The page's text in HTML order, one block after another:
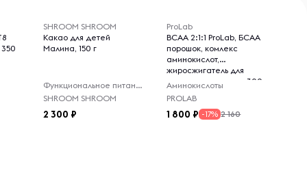
SHROOM SHROOM
Какао для детей
Малина, 150 г
Функциональное питание
SHROOM SHROOM
2 300
ProLab
BCAA 2:1:1 ProLab, БСАА
порошок, комлекс
аминокислот,
жиросжигатель для
похудения, малина, 300 г
Аминокислоты
PROLAB
1 800 -17% 2 160